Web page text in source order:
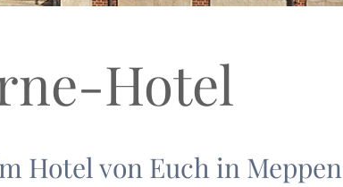
Hotel
Hotel von Euch in Meppen